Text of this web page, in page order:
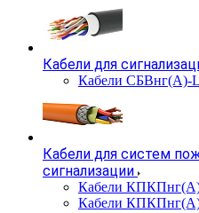
Кабели для
Кабели СБВнг(А)-
Кабели для систем
сигнализации
Кабели
Кабели